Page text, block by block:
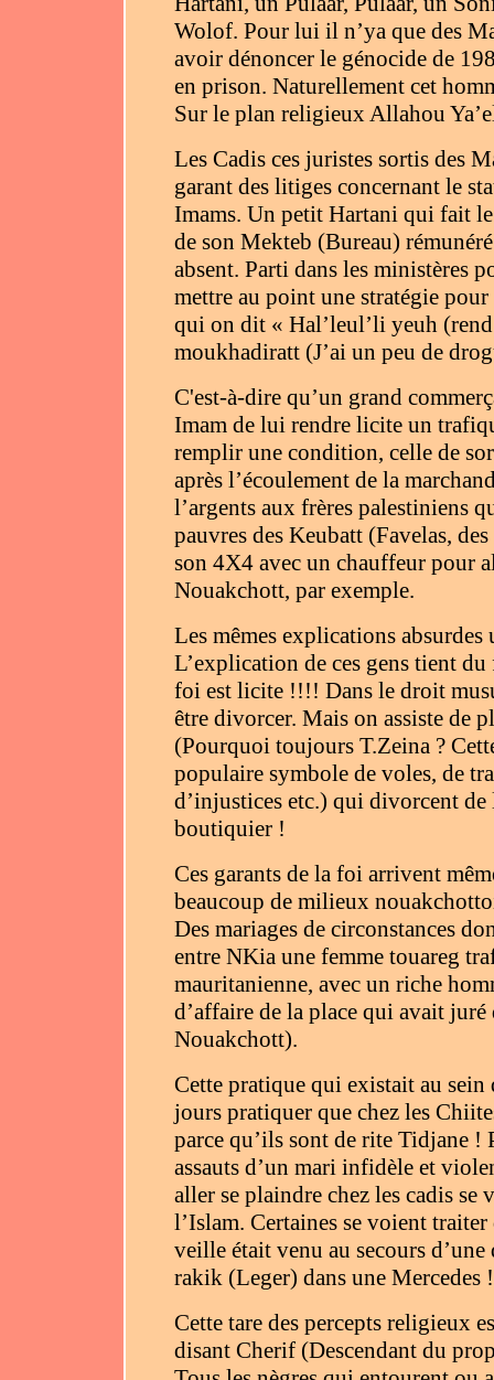
Wolof. Pour lui il n’ya que des
avoir dénoncer le génocide de
en prison. Naturellement cet
Sur le plan religieux Allahou
Les Cadis ces juristes sortis des
garant des litiges concernant le
Imams. Un petit Hartani qui fait le
de son Mekteb (Bureau)
absent. Parti dans les ministères
mettre au point une stratégie pour
qui on dit « Hal’leul’li yeuh
moukhadiratt (J’ai un peu de
C'est-à-dire qu’un grand
Imam de lui rendre licite un
remplir une condition, celle de
après l’écoulement de la
l’argents aux frères palestiniens
pauvres des Keubatt (Favelas,
son 4X4 avec un chauffeur pour
Nouakchott, par exemple.
Les mêmes explications
L’explication de ces gens tient
foi est licite !!!! Dans le droit
être divorcer. Mais on assiste de
(Pourquoi toujours T.Zeina ?
populaire symbole de voles, de
d’injustices etc.) qui divorcent
boutiquier !
Ces garants de la foi arrivent
beaucoup de milieux
Des mariages de circonstances
entre NKia une femme touareg
mauritanienne, avec un riche
d’affaire de la place qui avait
Nouakchott).
Cette pratique qui existait au sein
jours pratiquer que chez les
parce qu’ils sont de rite Tidjane !
assauts d’un mari infidèle et
aller se plaindre chez les cadis se
l’Islam. Certaines se voient
veille était venu au secours
rakik (Leger) dans une Mercedes !
Cette tare des percepts religieux
disant Cherif (Descendant du